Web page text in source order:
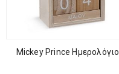
Mickey Prince Ημερολόγιο